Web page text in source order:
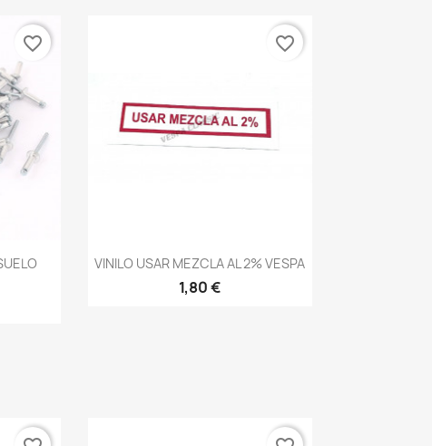
favorite_border
Vista rápida
VINILO USAR MEZCLA AL 2% VESPA
1,80 €
favorite_border